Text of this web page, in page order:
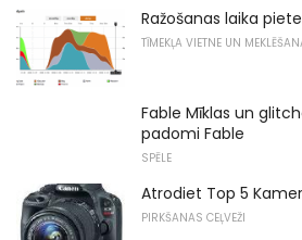
Ražošanas laika
TĪMEKĻA VIETNE UN
Fable Mīklas un
padomi Fable
SPĒLE
Atrodiet Top 5
PIRKŠANAS CEĻVEŽI